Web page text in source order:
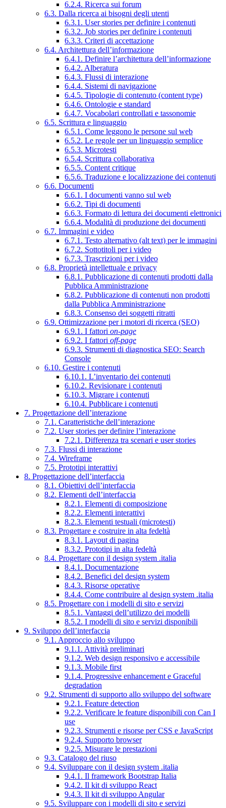
6.2.4. Ricerca sui forum
6.3. Dalla ricerca ai bisogni degli utenti
6.3.1. User stories per definire i contenuti
6.3.2. Job stories per definire i contenuti
6.3.3. Criteri di accettazione
6.4. Architettura dell’informazione
6.4.1. Definire l’architettura dell’informazione
6.4.2. Alberatura
6.4.3. Flussi di interazione
6.4.4. Sistemi di navigazione
6.4.5. Tipologie di contenuto (content type)
6.4.6. Ontologie e standard
6.4.7. Vocabolari controllati e tassonomie
6.5. Scrittura e linguaggio
6.5.1. Come leggono le persone sul web
6.5.2. Le regole per un linguaggio semplice
6.5.3. Microtesti
6.5.4. Scrittura collaborativa
6.5.5. Content critique
6.5.6. Traduzione e localizzazione dei contenuti
6.6. Documenti
6.6.1. I documenti vanno sul web
6.6.2. Tipi di documenti
6.6.3. Formato di lettura dei documenti elettronici
6.6.4. Modalità di produzione dei documenti
6.7. Immagini e video
6.7.1. Testo alternativo (alt text) per le immagini
6.7.2. Sottotitoli per i video
6.7.3. Trascrizioni per i video
6.8. Proprietà intellettuale e privacy
6.8.1. Pubblicazione di contenuti prodotti dalla
Pubblica Amministrazione
6.8.2. Pubblicazione di contenuti non prodotti
dalla Pubblica Amministrazione
6.8.3. Consenso dei soggetti ritratti
6.9. Ottimizzazione per i motori di ricerca (SEO)
6.9.1. I fattori on-page
6.9.2. I fattori off-page
6.9.3. Strumenti di diagnostica SEO: Search
Console
6.10. Gestire i contenuti
6.10.1. L’inventario dei contenuti
6.10.2. Revisionare i contenuti
6.10.3. Migrare i contenuti
6.10.4. Pubblicare i contenuti
7. Progettazione dell’interazione
7.1. Caratteristiche dell’interazione
7.2. User stories per definire l’interazione
7.2.1. Differenza tra scenari e user stories
7.3. Flussi di interazione
7.4. Wireframe
7.5. Prototipi interattivi
8. Progettazione dell’interfaccia
8.1. Obiettivi dell’interfaccia
8.2. Elementi dell’interfaccia
8.2.1. Elementi di composizione
8.2.2. Elementi interattivi
8.2.3. Elementi testuali (microtesti)
8.3. Progettare e costruire in alta fedeltà
8.3.1. Layout di pagina
8.3.2. Prototipi in alta fedeltà
8.4. Progettare con il design system .italia
8.4.1. Documentazione
8.4.2. Benefici del design system
8.4.3. Risorse operative
8.4.4. Come contribuire al design system .italia
8.5. Progettare con i modelli di sito e servizi
8.5.1. Vantaggi dell’utilizzo dei modelli
8.5.2. I modelli di sito e servizi disponibili
9. Sviluppo dell’interfaccia
9.1. Approccio allo sviluppo
9.1.1. Attività preliminari
9.1.2. Web design responsivo e accessibile
9.1.3. Mobile first
9.1.4. Progressive enhancement e Graceful
degradation
9.2. Strumenti di supporto allo sviluppo del software
9.2.1. Feature detection
9.2.2. Verificare le feature disponibili con Can I
use
9.2.3. Strumenti e risorse per CSS e JavaScript
9.2.4. Supporto browser
9.2.5. Misurare le prestazioni
9.3. Catalogo del riuso
9.4. Sviluppare con il design system .italia
9.4.1. Il framework Bootstrap Italia
9.4.2. Il kit di sviluppo React
9.4.3. Il kit di sviluppo Angular
9.5. Sviluppare con i modelli di sito e servizi